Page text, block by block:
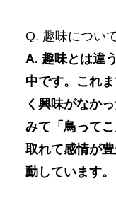
Q. 趣味につい
A. 趣味とは違
中です。これ
く興味がなか
みて「鳥って
取れて感情が
動しています